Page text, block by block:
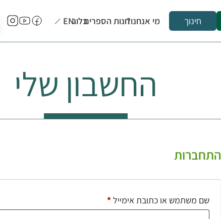
חינוך מי אנחנו?חנות הספריםבלוגEN
החשבון שלי
התחברות
שם משתמש או כתובת אימייל*חובה